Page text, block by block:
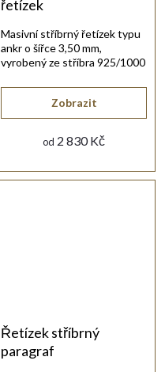
řetízek
od 2 830 Kč
Zobrazit
Masivní stříbrný řetízek typu
ankr o šířce 3,50 mm,
vyrobený ze stříbra 925/1000
úpravou.
Řetízek stříbrný
paragraf